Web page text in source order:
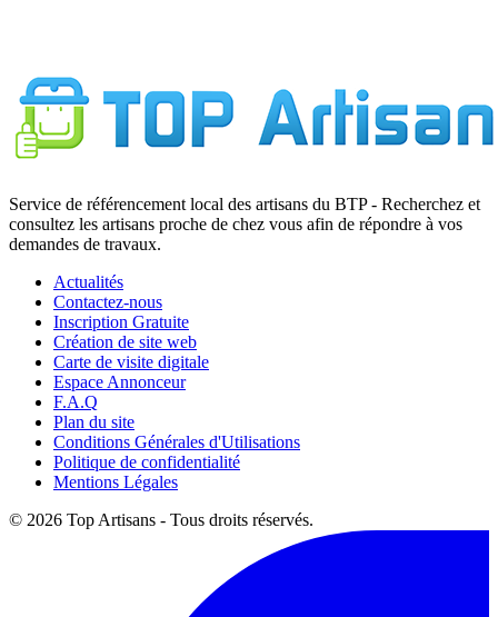
Service de référencement local des artisans du BTP - Recherchez et
consultez les artisans proche de chez vous afin de répondre à vos
demandes de travaux.
Actualités
Contactez-nous
Inscription Gratuite
Création de site web
Carte de visite digitale
Espace Annonceur
F.A.Q
Plan du site
Conditions Générales d'Utilisations
Politique de confidentialité
Mentions Légales
© 2026 Top Artisans - Tous droits réservés.